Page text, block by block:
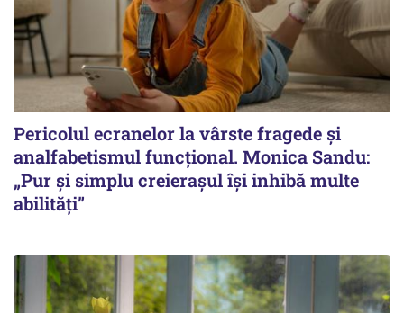
Pericolul ecranelor la vârste fragede și
analfabetismul funcțional. Monica Sandu:
„Pur și simplu creierașul își inhibă multe
abilități”